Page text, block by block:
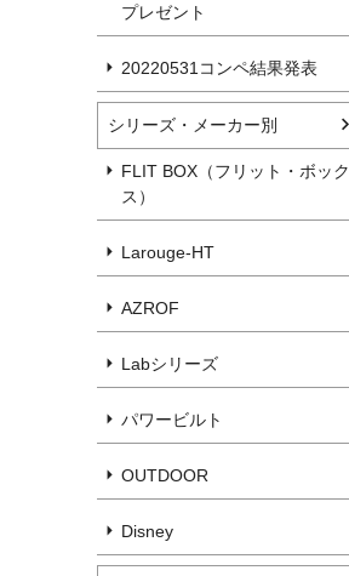
プレゼント
20220531コンペ結果発表
シリーズ・メーカー別
FLIT BOX（フリット・ボック
ス）
Larouge-HT
AZROF
Labシリーズ
パワービルト
OUTDOOR
Disney